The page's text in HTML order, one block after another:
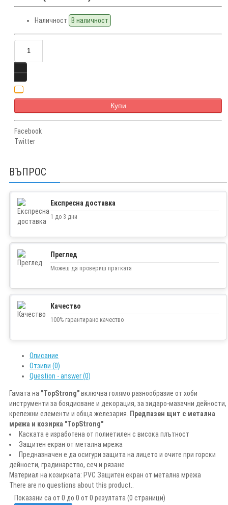
Наличност В наличност
Купи
Facebook
Twitter
ВЪПРОС
Експресна доставка
1 до 3 дни
Преглед
Можеш да провериш пратката
Качество
100% гарантирано качество
Описание
Отзиви (0)
Question - answer (0)
Гамата на "TopStrong"включва голямо разнообразие от хоби
инструменти за боядисване и декорация, за зидаро-мазачни дейности,
крепежни елементи и обща железария. Предпазен щит с метална
мрежа и козирка "TopStrong"
Каската е изработена от полиетилен с висока плътност
Защитен екран от метална мрежа
Предназначен е да осигури защита на лицето и очите при горски
дейности, градинарство, сеч и рязане
Материал на козирката: PVC Защитен екран от метална мрежа
There are no questions about this product..
Показани са от 0 до 0 от 0 резултата (0 страници)